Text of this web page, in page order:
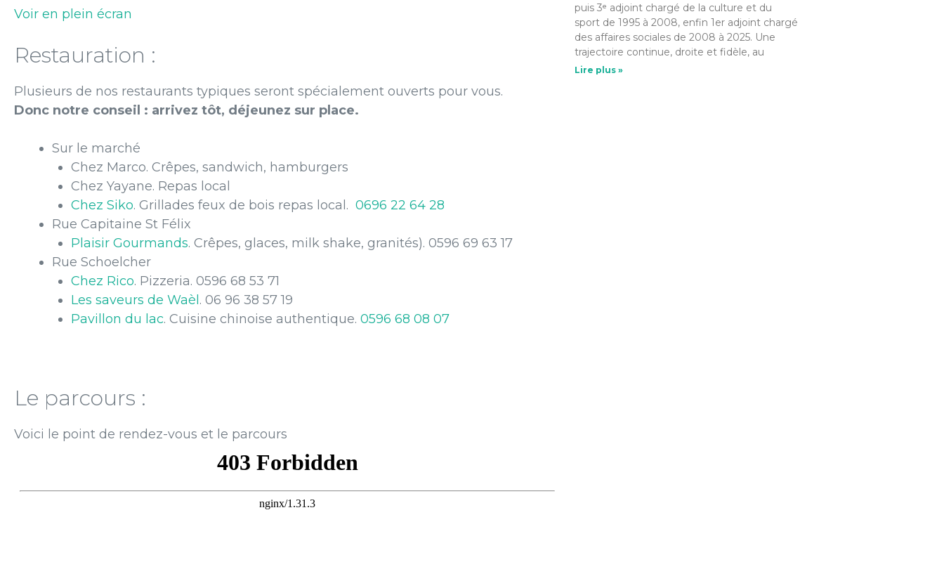
Voir en plein écran
Restauration :
Plusieurs de nos restaurants typiques seront spécialement ouverts pour vous.
Donc notre conseil : arrivez tôt, déjeunez sur place.
Sur le marché
Chez Marco. Crêpes, sandwich, hamburgers
Chez Yayane. Repas local
Chez Siko. Grillades feux de bois repas local. 0696 22 64 28
Rue Capitaine St Félix
Plaisir Gourmands. Crêpes, glaces, milk shake, granités). 0596 69 63 17
Rue Schoelcher
Chez Rico. Pizzeria. 0596 68 53 71
Les saveurs de Waèl . 06 96 38 57 19
Pavillon du lac. Cuisine chinoise authentique. 0596 68 08 07
Le parcours :
Voici le point de rendez-vous et le parcours
puis 3ᵉ adjoint chargé de la culture et du
sport de 1995 à 2008, enfin 1er adjoint chargé
des affaires sociales de 2008 à 2025. Une
trajectoire continue, droite et fidèle, au
Lire plus »